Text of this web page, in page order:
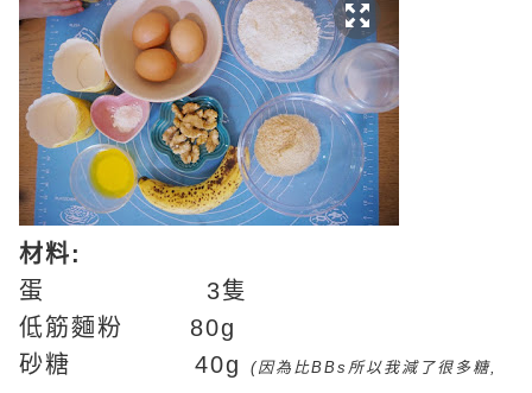
材料:
蛋 3隻
低筋麵粉 80g
砂糖 40g
(因為比BBs所以我減了很多糖,